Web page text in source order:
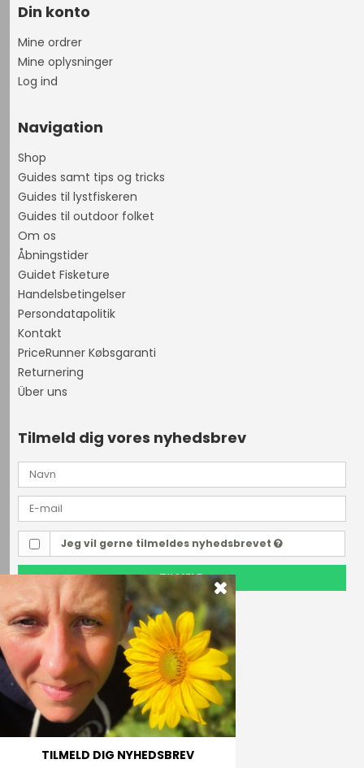
Din konto
Mine ordrer
Mine oplysninger
Log ind
Navigation
Shop
Guides samt tips og tricks
Guides til lystfiskeren
Guides til outdoor folket
Om os
Åbningstider
Guidet Fisketure
Handelsbetingelser
Persondatapolitik
Kontakt
PriceRunner Købsgaranti
Returnering
Über uns
Tilmeld dig vores nyhedsbrev
Jeg vil gerne tilmeldes nyhedsbrevet
TILMELD
Outdoor i Centrum
Perlegade 44
6400 Sønderborg, Danmark
Telefonnr.
(+45) 74 43 53 55
E-mail
TILMELD DIG NYHEDSBREV